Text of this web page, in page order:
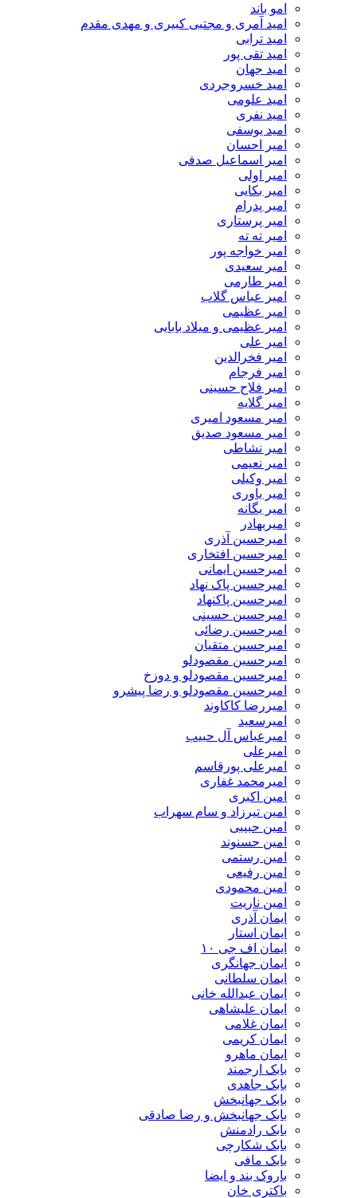
امو باند
امید آمری و مجتبی کبیری و مهدى مقدم
امید ترابی
امید تقی پور
امید جهان
امید خسروجردی
امید علومی
امید نفری
امید یوسفی
امیر احسان
امیر اسماعیل صدفی
امیر اولی
امیر بکایی
امیر پدرام
امیر پرستاری
امیر ته ته
امیر خواجه پور
امیر سعیدی
امیر طارمی
امیر عباس گلاب
امیر عظیمی
امیر عظیمی و میلاد بابایی
امیر علی
امیر فخرالدین
امیر فرجام
امیر فلاح حسینی
امیر گلایه
امیر مسعود امیری
امیر مسعود صدیق
امیر نشاطی
امیر نعیمی
امیر وکیلی
امیر یاوری
امیر یگانه
امیربهادر
امیرحسین آذری
امیرحسین افتخاری
امیرحسین ایمانی
امیرحسین پاک نهاد
امیرحسین پاکنهاد
امیرحسین حسینی
امیرحسین رضائی
امیرحسین متقیان
امیرحسین مقصودلو
امیرحسین مقصودلو و دوزخ
امیرحسین مقصودلو و رضا پیشرو
امیررضا کاکاوند
امیرسعید
امیرعباس آل حبیب
امیرعلی
امیرعلی پورقاسم
امیرمحمد غفاری
امین اکبری
امین تیرزاد و سام سهراب
امین حبیبی
امین حسنوند
امین رستمی
امین رفیعی
امین محمودی
امین ناریت
ایمان آذری
ایمان استار
ایمان اف جی ۱۰
ایمان جهانگری
ایمان سلطانی
ایمان عبدالله خانی
ایمان علیشاهی
ایمان غلامی
ایمان کریمی
ایمان ماهرو
بابک ارجمند
بابک جاهدی
بابک جهانبخش
بابک جهانبخش و رضا صادقی
بابک رادمنش
بابک شکارچی
بابک مافی
باروک بند و ایضا
باکتری خان